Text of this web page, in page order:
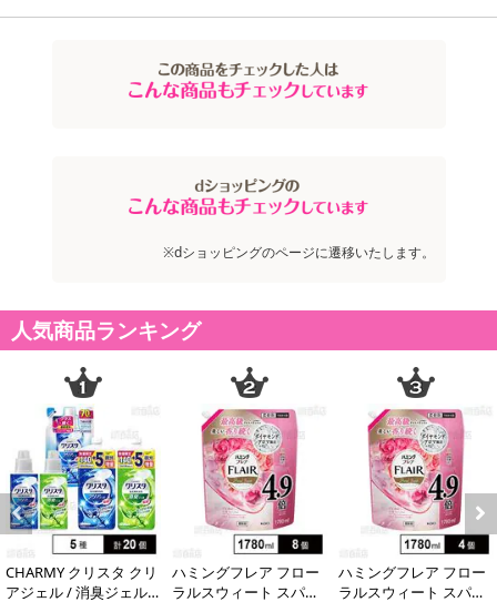
注意事項
※dショッピングのページに遷移いたします。
人気商品ランキング
Previous
CHARMY クリスタ クリ
アジェル / 消臭ジェル
ハミングフレア フロー
ラルスウィート スパウ
ハミングフレア フロー
ラルスウィート スパウ
Next